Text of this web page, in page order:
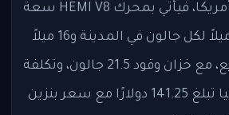
بشعبية كبيرة في أمريكا، فيأتي بمحرك HEMI V8 سعة
6.4 لتر، ويحقق 13 ميلاً لكل جالون في المدينة و16 ميلاً
على الطريق السريع، مع خزان وقود 21.5 جالون، وتكلفة
تعبئته في كاليفورنيا تبلغ 141.25 دولارًا مع سعر بنزين